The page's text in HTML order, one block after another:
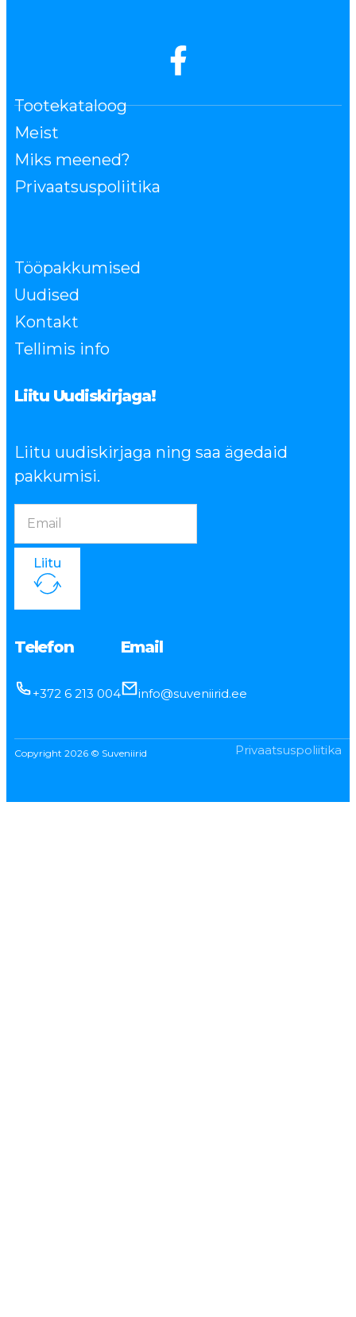
Tootekataloog
Meist
Miks meened?
Privaatsuspoliitika
Tööpakkumised
Uudised
Kontakt
Tellimis info
Liitu Uudiskirjaga!
Liitu uudiskirjaga ning saa ägedaid
pakkumisi.
Liitu
Telefon
+372 6 213 004
Email
info@suveniirid.ee
Copyright 2026 © Suveniirid Privaatsuspoliitika